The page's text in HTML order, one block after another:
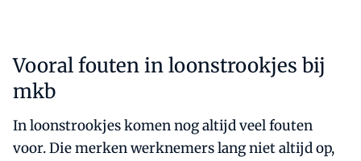
Vooral fouten in loonstrookjes bij
mkb
In loonstrookjes komen nog altijd veel fouten
voor. Die merken werknemers lang niet altijd op,